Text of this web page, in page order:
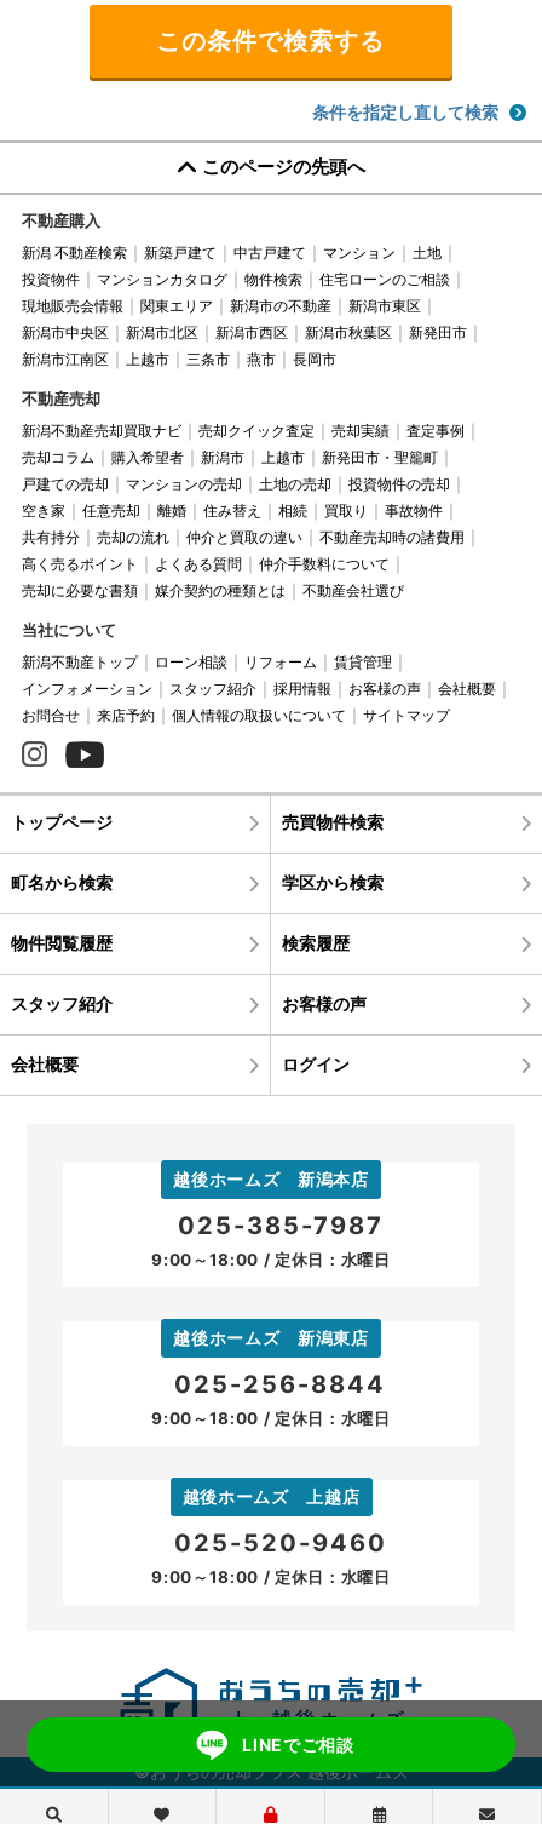
条件を指定し直して検索
このページの先頭へ
不動産購入
新潟 不動産検索 新築戸建て 中古戸建て マンション
土地
投資物件
マンションカタログ 物件検索
住宅ローンのご相談
現地販売会情報
関東エリア 新潟市の不動産
新潟市東区
新潟市中央区
新潟市北区 新潟市西区 新潟市秋葉区
新発田市
新潟市江南区
上越市 三条市 燕市 長岡市
不動産売却
新潟不動産売却買取ナビ 売却クイック査定 売却実績
査定事例
売却コラム
購入希望者 新潟市 上越市
新発田市・聖籠町
戸建ての売却
マンションの売却 土地の売却
投資物件の売却
空き家
任意売却 離婚 住み替え 相続 買取り
事故物件
共有持分
売却の流れ 仲介と買取の違い
不動産売却時の諸費用
高く売るポイント
よくある質問
仲介手数料について
売却に必要な書類
媒介契約の種類とは 不動産会社選び
当社について
新潟不動産トップ ローン相談 リフォーム
賃貸管理
インフォメーション
スタッフ紹介 採用情報 お客様の声
会社概要
お問合せ
来店予約 個人情報の取扱いについて サイトマップ
トップページ 売買物件検索
町名から検索 学区から検索
物件閲覧履歴 検索履歴
スタッフ紹介 お客様の声
会社概要 ログイン
越後ホームズ 新潟本店
025-385-7987
9:00～18:00 / 定休日：水曜日
越後ホームズ 新潟東店
025-256-8844
9:00～18:00 / 定休日：水曜日
越後ホームズ 上越店
025-520-9460
9:00～18:00 / 定休日：水曜日
©おうちの売却プラス 越後ホームズ
LINEでご相談